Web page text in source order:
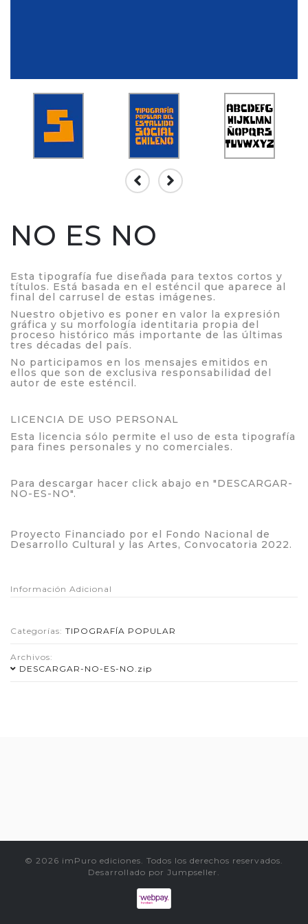
NO ES NO
Esta tipografía fue diseñada para textos cortos y
títulos. Está basada en el esténcil que aparece al
final del carrusel de estas imágenes.
Nuestro objetivo es poner en valor la expresión
gráfica y su morfología identitaria propia del
proceso histórico más importante de las últimas
tres décadas del país.
No participamos en los mensajes emitidos en
ellos que son de exclusiva responsabilidad del
autor de este esténcil.
LICENCIA DE USO PERSONAL
Esta licencia sólo permite el uso de esta tipografía
para fines personales y no comerciales.
Para descargar hacer click abajo en "DESCARGAR-
NO-ES-NO".
Proyecto Financiado por el Fondo Nacional de
Desarrollo Cultural y las Artes, Convocatoria 2022.
Información Adicional
Categorías: TIPOGRAFÍA POPULAR
Archivos:
DESCARGAR-NO-ES-NO.zip
© 2026 imPuro ediciones. Todos los derechos reservados.
Desarrollado por Jumpseller .